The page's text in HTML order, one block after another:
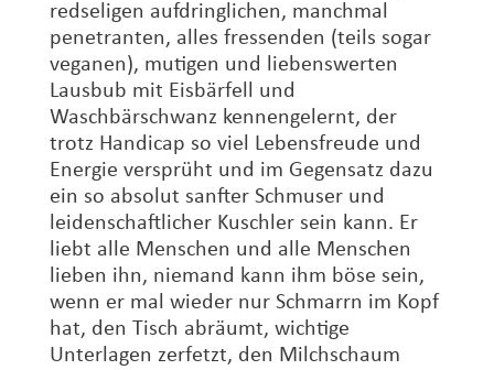
redseligen aufdringlichen, manchmal
penetranten, alles fressenden (teils sogar
veganen), mutigen und liebenswerten
Lausbub mit Eisbärfell und
Waschbärschwanz kennengelernt, der
trotz Handicap so viel Lebensfreude und
Energie versprüht und im Gegensatz dazu
ein so absolut sanfter Schmuser und
leidenschaftlicher Kuschler sein kann. Er
liebt alle Menschen und alle Menschen
lieben ihn, niemand kann ihm böse sein,
wenn er mal wieder nur Schmarrn im Kopf
hat, den Tisch abräumt, wichtige
Unterlagen zerfetzt, den Milchschaum